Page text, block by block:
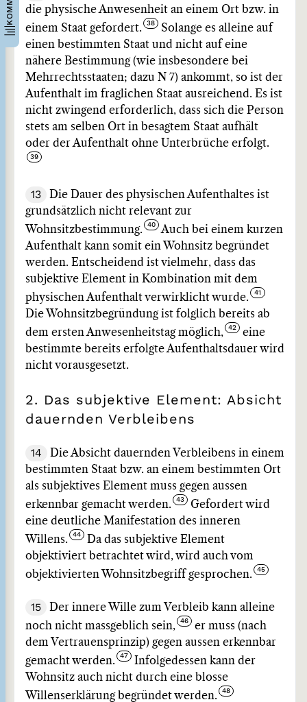
die physische Anwesenheit an einem Ort bzw. in
einem Staat gefordert.
Solange es alleine auf
einen bestimmten Staat und nicht auf eine
nähere Bestimmung (wie insbesondere bei
Mehrrechtsstaaten; dazu N 7) ankommt, so ist der
Aufenthalt im fraglichen Staat ausreichend. Es ist
nicht zwingend erforderlich, dass sich die Person
stets am selben Ort in besagtem Staat aufhält
oder der Aufenthalt ohne Unterbrüche erfolgt.
13
Die Dauer des physischen Aufenthaltes ist
grundsätzlich nicht relevant zur
Wohnsitzbestimmung.
Auch bei einem kurzen
Aufenthalt kann somit ein Wohnsitz begründet
werden. Entscheidend ist vielmehr, dass das
subjektive Element in Kombination mit dem
physischen Aufenthalt verwirklicht wurde.
Die Wohnsitzbegründung ist folglich bereits ab
dem ersten Anwesenheitstag möglich,
eine
bestimmte bereits erfolgte Aufenthaltsdauer wird
nicht vorausgesetzt.
2. Das subjektive Element: Absicht
dauernden Verbleibens
14
Die Absicht dauernden Verbleibens in einem
bestimmten Staat bzw. an einem bestimmten Ort
als subjektives Element muss gegen aussen
erkennbar gemacht werden.
Gefordert wird
eine deutliche Manifestation des inneren
Willens.
Da das subjektive Element
objektiviert betrachtet wird, wird auch vom
objektivierten Wohnsitzbegriff gesprochen.
15
Der innere Wille zum Verbleib kann alleine
noch nicht massgeblich sein,
er muss (nach
dem Vertrauensprinzip) gegen aussen erkennbar
gemacht werden.
Infolgedessen kann der
Wohnsitz auch nicht durch eine blosse
Willenserklärung begründet werden.